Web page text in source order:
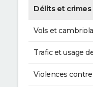
Délits et crimes
Vols et
Trafic et usage
Violences